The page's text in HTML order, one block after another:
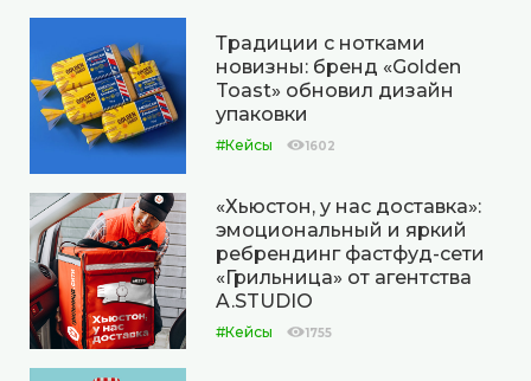
Традиции с нотками
новизны: бренд «Golden
Toast» обновил дизайн
упаковки
#Кейсы 1602
«Хьюстон, у нас доставка»:
эмоциональный и яркий
ребрендинг фастфуд-сети
«Грильница» от агентства
A.STUDIO
#Кейсы 1755